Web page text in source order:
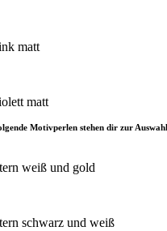
matt
matt
Motivperlen stehen dir zur Auswahl
weiß und gold
schwarz und weiß